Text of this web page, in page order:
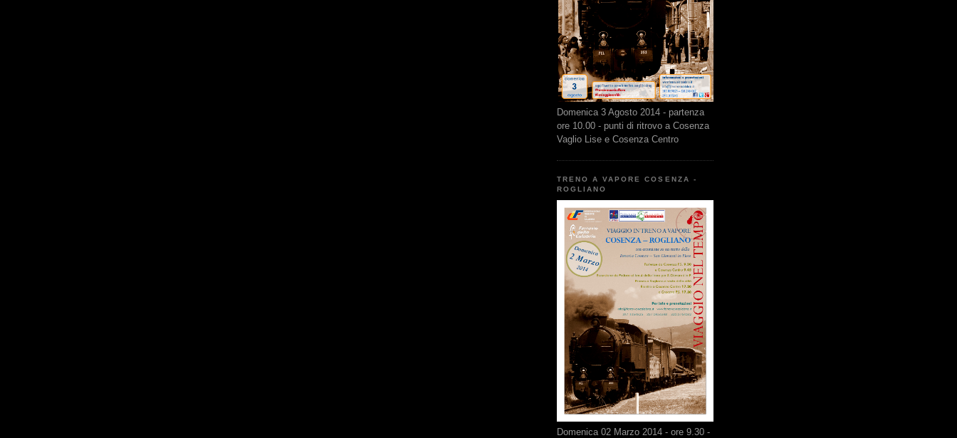
Domenica 3 Agosto 2014 - partenza
ore 10.00 - punti di ritrovo a Cosenza
Vaglio Lise e Cosenza Centro
TRENO A VAPORE COSENZA -
ROGLIANO
Domenica 02 Marzo 2014 - ore 9.30 -